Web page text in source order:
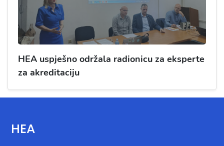
HEA uspješno održala radionicu za eksperte
za akreditaciju
HEA